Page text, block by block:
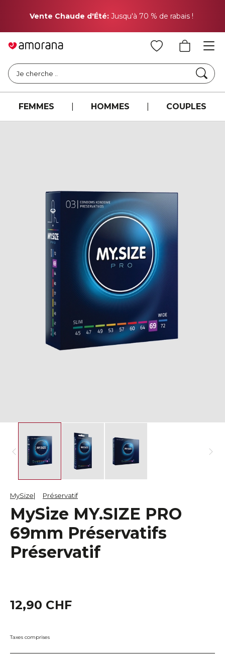
Vente Chaude d'Été: Jusqu'à 70 % de rabais !
Je cherche ..
FEMMES HOMMES COUPLES
MySize Préservatif
MySize MY.SIZE PRO
69mm Préservatifs
Préservatif
12,90 CHF
Taxes comprises